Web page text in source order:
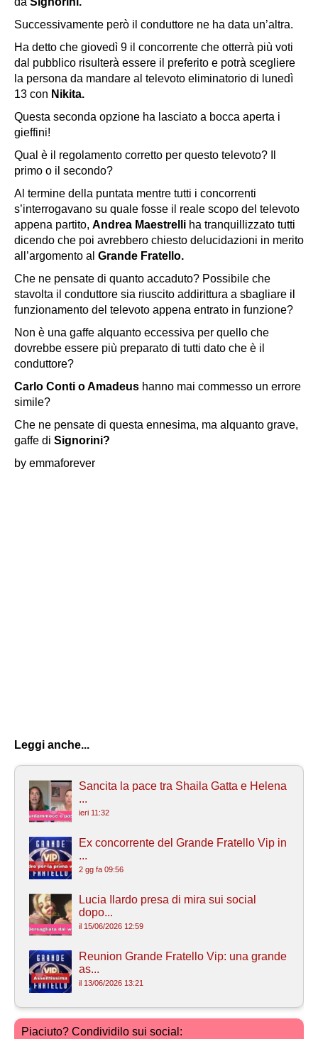
Successivamente però il conduttore ne ha data un’altra.
Ha detto che giovedì 9 il concorrente che otterrà più voti
dal pubblico risulterà essere il preferito e potrà scegliere
la persona da mandare al televoto eliminatorio di lunedì
13 con Nikita.
Questa seconda opzione ha lasciato a bocca aperta i
gieffini!
Qual è il regolamento corretto per questo televoto? Il
primo o il secondo?
Al termine della puntata mentre tutti i concorrenti
s’interrogavano su quale fosse il reale scopo del televoto
appena partito, Andrea Maestrelli ha tranquillizzato tutti
dicendo che poi avrebbero chiesto delucidazioni in merito
all’argomento al Grande Fratello.
Che ne pensate di quanto accaduto? Possibile che
stavolta il conduttore sia riuscito addirittura a sbagliare il
funzionamento del televoto appena entrato in funzione?
Non è una gaffe alquanto eccessiva per quello che
dovrebbe essere più preparato di tutti dato che è il
conduttore?
Carlo Conti o Amadeus hanno mai commesso un errore
simile?
Che ne pensate di questa ennesima, ma alquanto grave,
gaffe di Signorini?
by emmaforever
Leggi anche...
Sancita la pace tra Shaila Gatta e Helena
...
ieri 11:32
Ex concorrente del Grande Fratello Vip in
...
2 gg fa 09:56
Lucia Ilardo presa di mira sui social
dopo...
il 15/06/2026 12:59
Reunion Grande Fratello Vip: una grande
as...
il 13/06/2026 13:21
Piaciuto? Condividilo sui social: